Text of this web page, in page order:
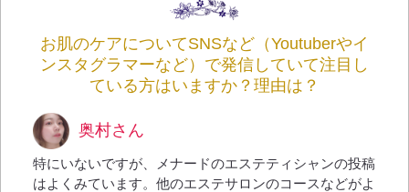
お肌のケアについてSNSなど（Youtuberやイ
ンスタグラマーなど）で発信していて注目し
ている方はいますか？理由は？
奥村さん
特にいないですが、メナードのエステティシャンの投稿
はよくみています。他のエステサロンのコースなどがよ